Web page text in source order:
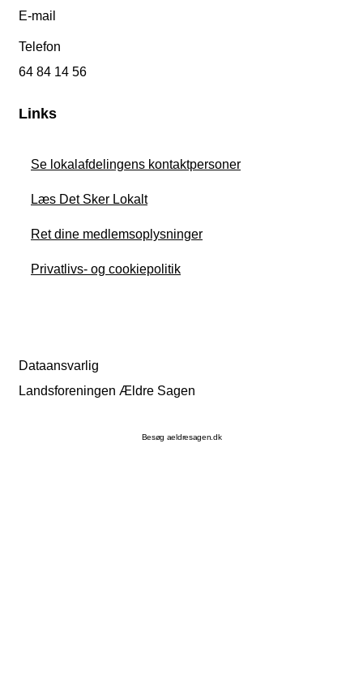
E-mail
Telefon
64 84 14 56
Links
Se lokalafdelingens kontaktpersoner
Læs Det Sker Lokalt
Ret dine medlemsoplysninger
Privatlivs- og cookiepolitik
Dataansvarlig
Landsforeningen Ældre Sagen
Besøg aeldresagen.dk